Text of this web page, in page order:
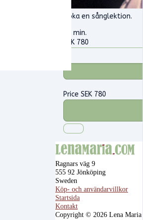
Boka en sånglektion.
45 min.
SEK 780
Price SEK 780
Ragnars väg 9
555 92 Jönköping
Sweden
Köp- och användarvillkor
Startsida
Kontakt
Copyright © 2026 Lena